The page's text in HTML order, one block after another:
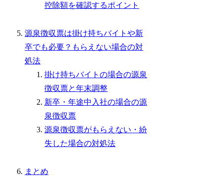
控除額を確認するポイント
源泉徴収票は掛け持ちバイトや新
卒でも必要？もらえない場合の対
処法
掛け持ちバイトの場合の源泉
徴収票と年末調整
新卒・年途中入社の場合の源
泉徴収票
源泉徴収票がもらえない・紛
失した場合の対処法
まとめ